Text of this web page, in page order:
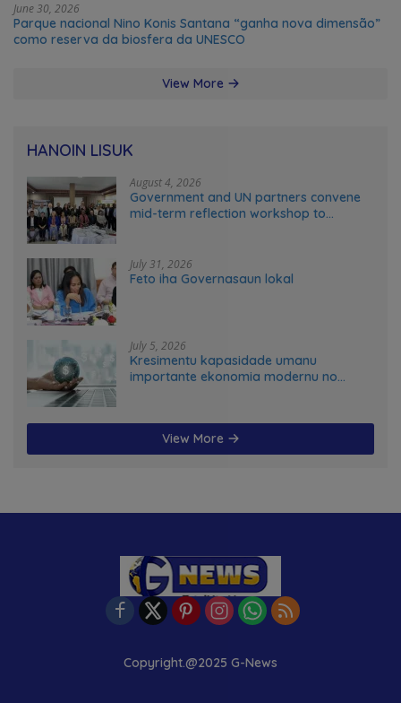
June 30, 2026
Parque nacional Nino Konis Santana “ganha nova dimensão”
como reserva da biosfera da UNESCO
View More
HANOIN LISUK
August 4, 2026
Government and UN partners convene
mid-term reflection workshop to
July 31, 2026
Feto iha Governasaun lokal
July 5, 2026
Kresimentu kapasidade umanu
importante ekonomia modernu no
View More
Copyright.@2025 G-News